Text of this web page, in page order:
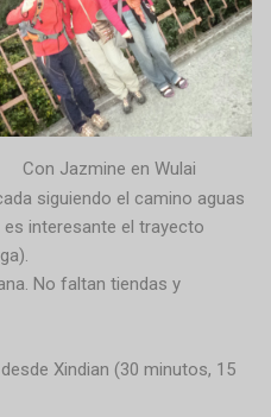
Con Jazmine en Wulai
siguiendo el camino aguas
es interesante el trayecto
No faltan tiendas y
Xindian (30 minutos, 15